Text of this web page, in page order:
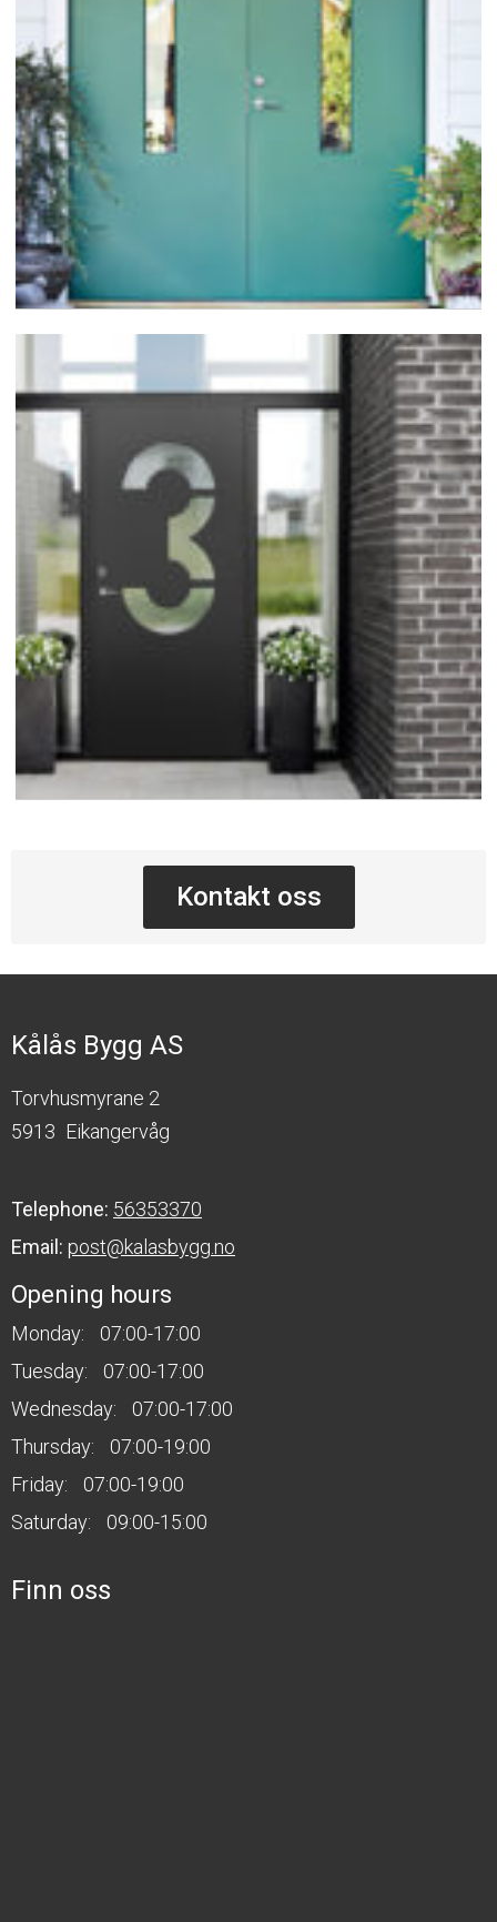
Kontakt oss
Kålås Bygg AS
Torvhusmyrane 2
5913 Eikangervåg
Telephone: 56353370
Email: post@kalasbygg.no
Opening hours
Monday:
07:00-17:00
Tuesday:
07:00-17:00
Wednesday:
07:00-17:00
Thursday:
07:00-19:00
Friday:
07:00-19:00
Saturday:
09:00-15:00
Finn oss